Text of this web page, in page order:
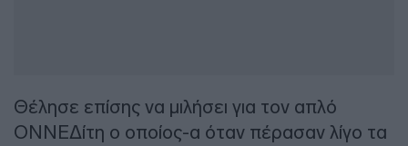
Θέλησε επίσης να μιλήσει για τον απλό
ΟΝΝΕΔίτη ο οποίος-α όταν πέρασαν λίγο τα